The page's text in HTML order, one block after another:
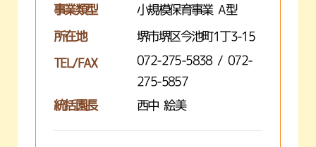
事業類型
小規模保育事業 A型
所在地 堺市堺区今池町1丁3-15
TEL/FAX
072-275-5838 / 072-
275-5857
統括園長
西中 絵美